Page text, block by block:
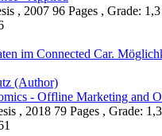
, 2007 96 Pages , Grade: 1,3
im Connected Car.
(Author)
- Offline Marketing and
, 2018 79 Pages , Grade: 1,3